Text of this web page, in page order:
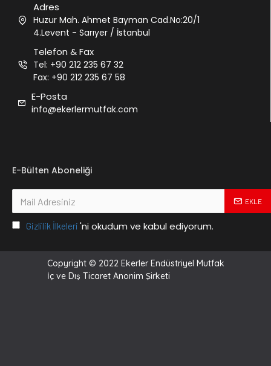
Adres
Huzur Mah. Ahmet Bayman Cad.No:20/1
4.Levent - Sarıyer / İstanbul
Telefon & Fax
Tel: +90 212 235 67 32
Fax: +90 212 235 67 58
E-Posta
info@ekerlermutfak.com
E-Bülten Aboneliği
EKLE
Gizlilik İlkeleri 'ni okudum ve kabul ediyorum.
Copyright © 2022 Ekerler Endüstriyel Mutfak
İç ve Dış Ticaret Anonim Şirketi